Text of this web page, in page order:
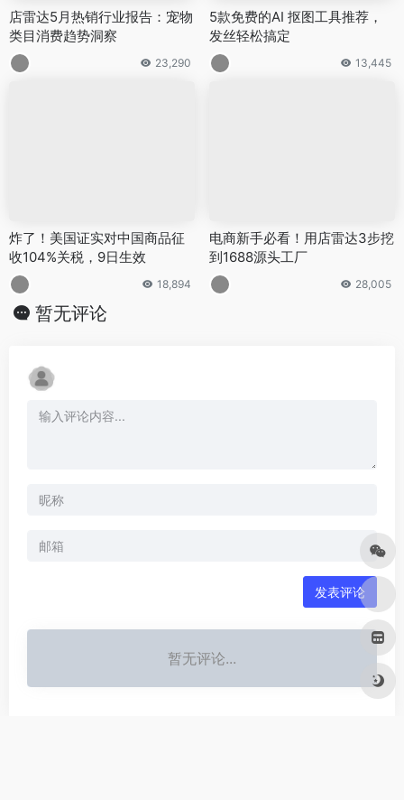
店雷达5月热销行业报告：宠物
类目消费趋势洞察
23,290
5款免费的AI 抠图工具推荐，
发丝轻松搞定
13,445
炸了！美国证实对中国商品征
收104%关税，9日生效
18,894
电商新手必看！用店雷达3步挖
到1688源头工厂
28,005
暂无评论
发表评论
暂无评论...